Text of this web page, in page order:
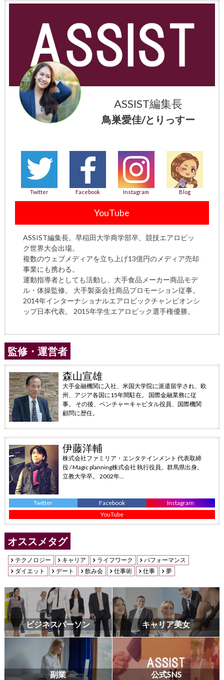
ASSIST編集長
鳥巣愛佳/とりっすー
Twitter Facebook Instagram Blog
YouTube
ASSIST編集長。早稲田大学商学部卒、競技エアロビッ
ク世界大会出場。
複数のウェブメディアを立ち上げ13億円のメディア売却
事業にも携わる。
運動指導者としても活動し、大手食品メーカー商品モデ
ル・体操監修。 大手製薬会社商品プロモーション従事。
2014年インターナショナルエアロビックチャンピオンシ
ップ日本代表。 2015年学生エアロビック選手権優勝。
監修・運営者
森山宣雄
大手金融機関に入社、米国大学院に派遣留学され、欧
州、アジア各国に15年間駐在。 国際金融業務に従
事。 その後、ベンチャーキャピタル役員、国際機関
顧問に歴任。
伊藤洋輔
株式会社ファミリア・エンタテインメント 代表取締
役 / Magic planning株式会社 執行役員。群馬県出身。
立教大学卒。 2002年...
Twitter Facebook
Instagram
YouTube
オススメタグ
テクノロジー キャリア ライフワーク
パフォーマンス
ダイエット
デート 飲み会 仕事術 仕事 夢
ビジネスパーソン キャリア美女
副業 公式SNS